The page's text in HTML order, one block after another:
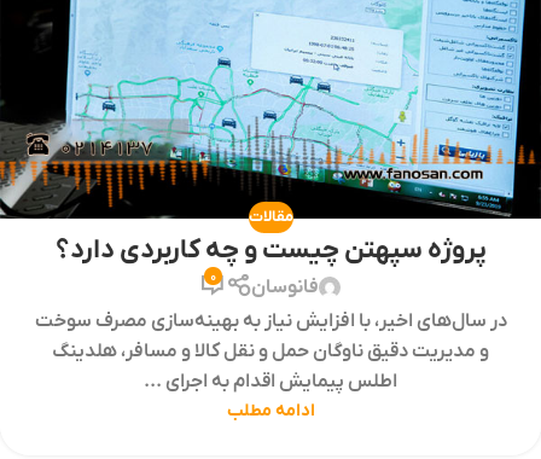
مقالات
پروژه سپهتن چیست و چه کاربردی دارد؟
فانوسان 0
در سال‌های اخیر، با افزایش نیاز به بهینه‌سازی مصرف سوخت
و مدیریت دقیق ناوگان حمل و نقل کالا و مسافر، هلدینگ
اطلس پیمایش اقدام به اجرای ...
ادامه مطلب